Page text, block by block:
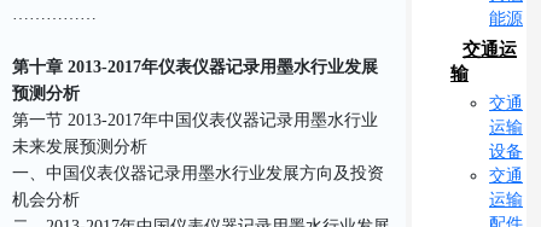
……………
第十章 2013-2017年仪表仪器记录用墨水行业发展
预测分析
第一节 2013-2017年中国仪表仪器记录用墨水行业
未来发展预测分析
一、中国仪表仪器记录用墨水行业发展方向及投资
机会分析
能源
交通运
输
交通
运输
设备
交通
运输